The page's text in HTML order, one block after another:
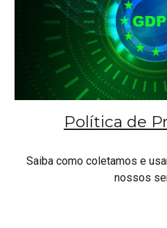
Política de
Saiba como coletamos e
nossos